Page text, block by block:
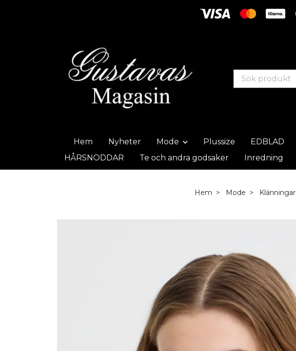
Hem Nyheter Mode Plussize EDBLAD
HÅRSNODDAR
Te och andra godsaker Inredning
Hem Mode Klänningar